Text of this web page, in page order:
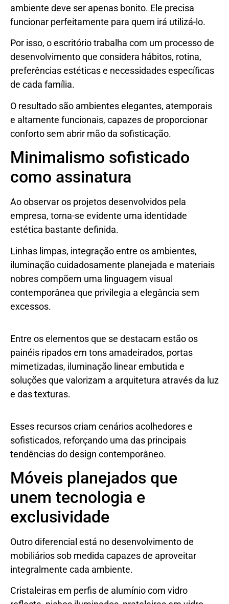
ambiente deve ser apenas bonito. Ele precisa
funcionar perfeitamente para quem irá utilizá-lo.
Por isso, o escritório trabalha com um processo de
desenvolvimento que considera hábitos, rotina,
preferências estéticas e necessidades específicas
de cada família.
O resultado são ambientes elegantes, atemporais
e altamente funcionais, capazes de proporcionar
conforto sem abrir mão da sofisticação.
Minimalismo sofisticado
como assinatura
Ao observar os projetos desenvolvidos pela
empresa, torna-se evidente uma identidade
estética bastante definida.
Linhas limpas, integração entre os ambientes,
iluminação cuidadosamente planejada e materiais
nobres compõem uma linguagem visual
contemporânea que privilegia a elegância sem
excessos.
Entre os elementos que se destacam estão os
painéis ripados em tons amadeirados, portas
mimetizadas, iluminação linear embutida e
soluções que valorizam a arquitetura através da luz
e das texturas.
Esses recursos criam cenários acolhedores e
sofisticados, reforçando uma das principais
tendências do design contemporâneo.
Móveis planejados que
unem tecnologia e
exclusividade
Outro diferencial está no desenvolvimento de
mobiliários sob medida capazes de aproveitar
integralmente cada ambiente.
Cristaleiras em perfis de alumínio com vidro